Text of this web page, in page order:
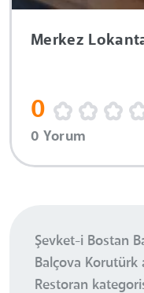
Merkez
0
0 Yorum
Şevket-i Bostan
Balçova Korutürk
Restoran